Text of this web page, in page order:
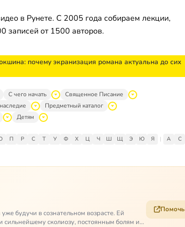
в Рунете. С 2005 года собираем лекции,
записей от 1500 авторов.
почему экранизация романа актуальна до сих
С чего начать
Священное Писание
Предметный каталог
Детям
П Р С Т У Ф Х Ц Ч Ш Щ Э Ю Я | A C
будучи в сознательном возрасте. Ей
сколиозу, постоянным болям и
Помочь